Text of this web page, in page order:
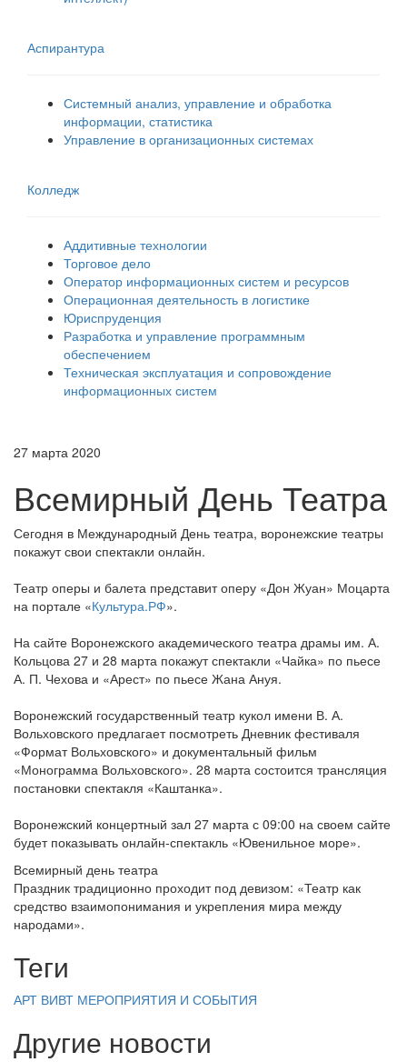
Аспирантура
Системный анализ, управление и обработка
информации, статистика
Управление в организационных системах
Колледж
Аддитивные технологии
Торговое дело
Оператор информационных систем и ресурсов
Операционная деятельность в логистике
Юриспруденция
Разработка и управление программным
обеспечением
Техническая эксплуатация и сопровождение
информационных систем
27 марта 2020
Всемирный День Театра
Сегодня в Международный День театра, воронежские театры
покажут свои спектакли онлайн.
Театр оперы и балета представит оперу «Дон Жуан» Моцарта
на портале «Культура.РФ».
На сайте Воронежского академического театра драмы им. А.
Кольцова 27 и 28 марта покажут спектакли «Чайка» по пьесе
А. П. Чехова и «Арест» по пьесе Жана Ануя.
Воронежский государственный театр кукол имени В. А.
Вольховского предлагает посмотреть Дневник фестиваля
«Формат Вольховского» и документальный фильм
«Монограмма Вольховского». 28 марта состоится трансляция
постановки спектакля «Каштанка».
Воронежский концертный зал 27 марта с 09:00 на своем сайте
будет показывать онлайн-спектакль «Ювенильное море».
Всемирный день театра
Праздник традиционно проходит под девизом: «Театр как
средство взаимопонимания и укрепления мира между
народами».
Теги
АРТ ВИВТ МЕРОПРИЯТИЯ И СОБЫТИЯ
Другие новости